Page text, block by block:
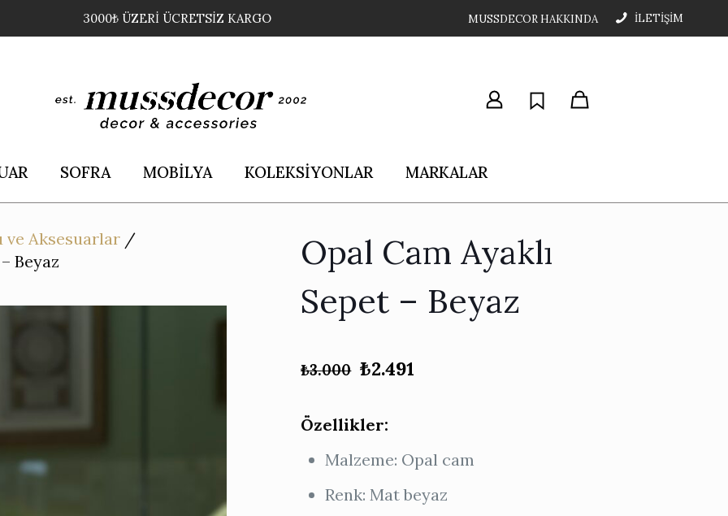
3000₺ ÜZERİ ÜCRETSİZ KARGO MUSSDECOR HAKKINDA İLETİŞİM
SOFRA MOBİLYA KOLEKSİYONLAR MARKALAR
ve Aksesuarlar/
Beyaz
Opal Cam Ayaklı
Sepet – Beyaz
₺3.000 Orijinal
₺3.000.
₺2.491
Özellikler:
Malzeme: Opal cam
Renk: Mat beyaz